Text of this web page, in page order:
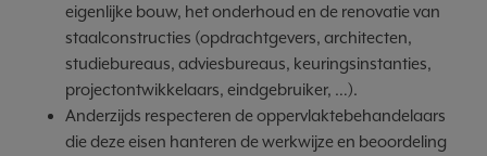
eigenlijke bouw, het onderhoud en de renovatie van
staalconstructies (opdrachtgevers, architecten,
studiebureaus, adviesbureaus, keuringsinstanties,
projectontwikkelaars, eindgebruiker, …).
Anderzijds respecteren de oppervlaktebehandelaars
die deze eisen hanteren de werkwijze en beoordeling